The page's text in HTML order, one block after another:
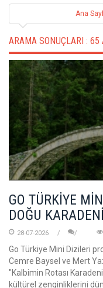
Ana
ARAMA SONUÇLARI : 65
GO TÜRKİYE
DOĞU
28-07-2026
Go Türkiye Mini Dizileri
Cemre Baysel ve Mert
"Kalbimin Rotası
kültürel zenginliklerini